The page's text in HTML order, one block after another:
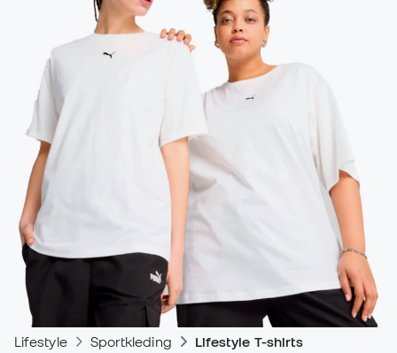
Lifestyle Sportkleding Lifestyle T-shirts